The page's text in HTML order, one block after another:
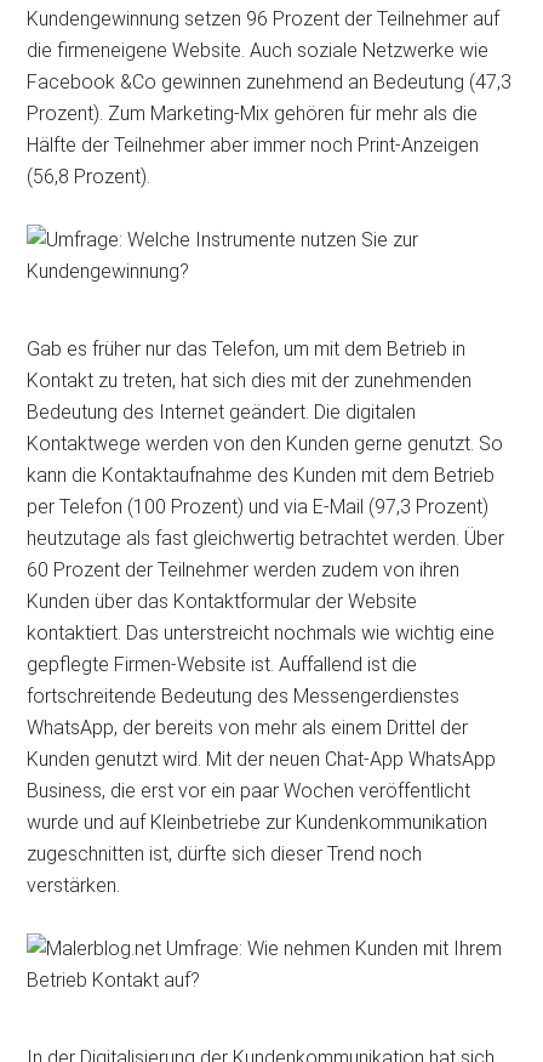
Kundengewinnung setzen 96 Prozent der Teilnehmer auf
die firmeneigene Website. Auch soziale Netzwerke wie
Facebook &Co gewinnen zunehmend an Bedeutung (47,3
Prozent). Zum Marketing-Mix gehören für mehr als die
Hälfte der Teilnehmer aber immer noch Print-Anzeigen
(56,8 Prozent).
Gab es früher nur das Telefon, um mit dem Betrieb in
Kontakt zu treten, hat sich dies mit der zunehmenden
Bedeutung des Internet geändert. Die digitalen
Kontaktwege werden von den Kunden gerne genutzt. So
kann die Kontaktaufnahme des Kunden mit dem Betrieb
per Telefon (100 Prozent) und via E-Mail (97,3 Prozent)
heutzutage als fast gleichwertig betrachtet werden. Über
60 Prozent der Teilnehmer werden zudem von ihren
Kunden über das Kontaktformular der Website
kontaktiert. Das unterstreicht nochmals wie wichtig eine
gepflegte Firmen-Website ist. Auffallend ist die
fortschreitende Bedeutung des Messengerdienstes
WhatsApp, der bereits von mehr als einem Drittel der
Kunden genutzt wird. Mit der neuen Chat-App WhatsApp
Business, die erst vor ein paar Wochen veröffentlicht
wurde und auf Kleinbetriebe zur Kundenkommunikation
zugeschnitten ist, dürfte sich dieser Trend noch
verstärken.